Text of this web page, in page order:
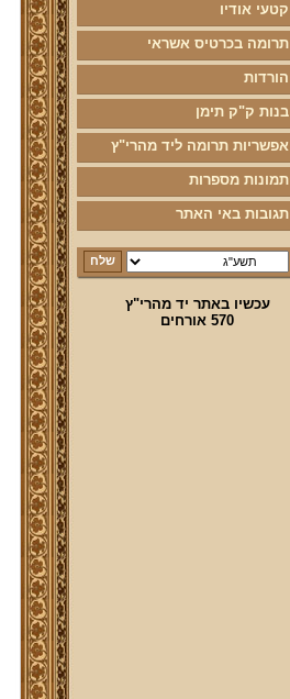
קטעי אודיו
תרומה בכרטיס אשראי
הורדות
בנות ק"ק תימן
אפשריות תרומה ליד מהרי"ץ
תמונות מספרות
תגובות באי האתר
עכשיו באתר יד מהרי"ץ
570 אורחים